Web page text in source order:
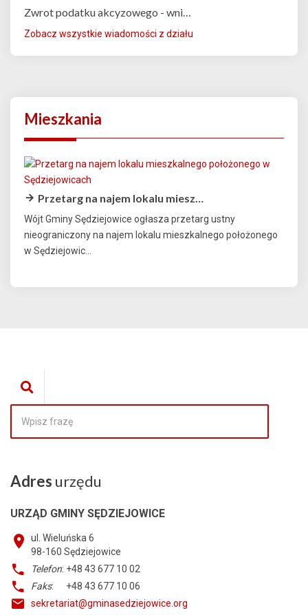
Zwrot podatku akcyzowego - wni…
Zobacz wszystkie wiadomości z działu
Mieszkania
Przetarg na najem lokalu miesz…
Wójt Gminy Sędziejowice ogłasza przetarg ustny
nieograniczony na najem lokalu mieszkalnego położonego
w Sędziejowic...
Adres urzędu
URZĄD GMINY SĘDZIEJOWICE
ul. Wieluńska 6
98-160 Sędziejowice
Telefon: +48 43 677 10 02
Faks: +48 43 677 10 06
sekretariat@gminasedziejowice.org